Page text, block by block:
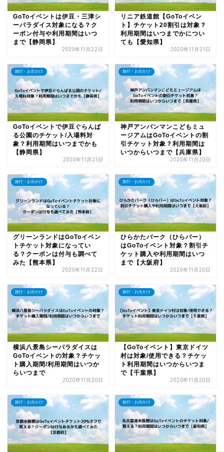
GoToイベントは伊豆・三津シ
ーパラダイス対象になる？ク
ーポン付与や利用期間はいつ
まで【静岡県】
2020年11月22日
リニア鉄道館【GoToイベン
ト】チケット20割引は対象？
利用期間はいつまでかについ
ても【愛知県】
2020年11月21日
旅行・お出かけ
GoToイベントで伊豆ぐらんぱ
る公園のチケット/入場料対
象？利用期間はいつまでかも
【静岡県】
2020年11月21日
旅行・お出かけ
神戸アンパンマンこどもミュ
ージアムはGoToイベントの割
引チケット対象？利用期間は
いつからいつまで【兵庫県】
2020年11月20日
旅行・お出かけ
グリーンランドはGoToイベン
トチケット対象になってい
る？クーポンは付与も調べて
みた【熊本県】
2020年11月22日
旅行・お出かけ
ひらかたパーク（ひらパー）
はGoToイベント対象？割引チ
ケット購入や利用期間はいつ
まで【大阪府】
2020年11月20日
旅行・お出かけ
横浜八景島シーパラダイスは
GoToイベントの対象？チケッ
ト購入期間/利用期間はいつか
らいつまで
2020年11月20日
旅行・お出かけ
【GoToイベント】東京ドイツ
村は対象/使用できる？チケッ
ト利用期間はいつからいつま
で【千葉県】
2020年11月20日
旅行・お出かけ 旅行・お出かけ